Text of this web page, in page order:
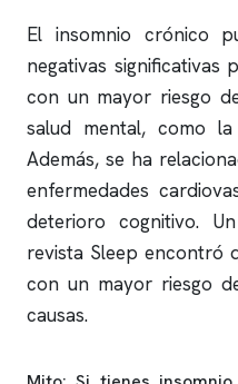
El insomnio crónico
negativas significativas
con un mayor riesgo
salud mental, como
Además, se ha
enfermedades
deterioro cognitivo.
revista Sleep encontró
con un mayor riesgo
causas.